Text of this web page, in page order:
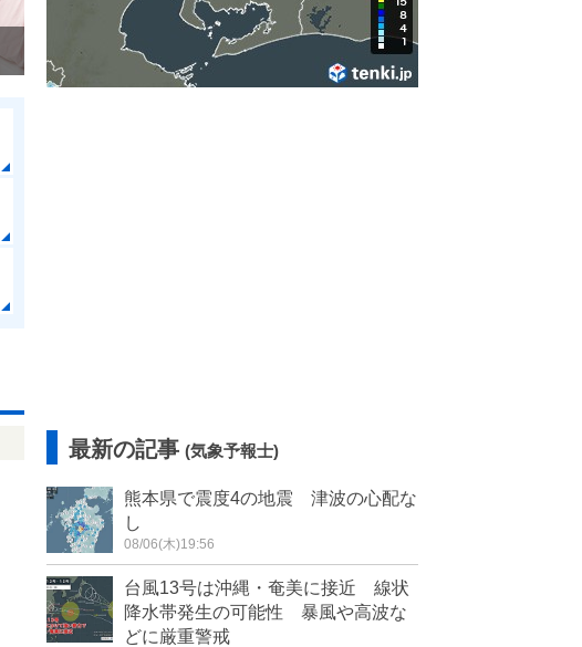
最新の記事 (気象予報士)
熊本県で震度4の地震 津波の心配な
し
08/06(木)19:56
台風13号は沖縄・奄美に接近 線状
降水帯発生の可能性 暴風や高波な
どに厳重警戒